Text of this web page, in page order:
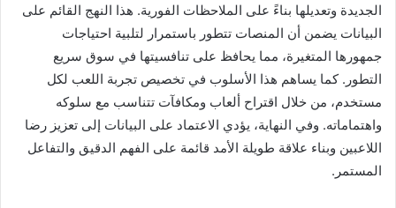
الجديدة وتعديلها بناءً على الملاحظات الفورية. هذا النهج القائم على
البيانات يضمن أن المنصات تتطور باستمرار لتلبية احتياجات
جمهورها المتغيرة، مما يحافظ على تنافسيتها في سوق سريع
التطور. كما يساهم هذا الأسلوب في تخصيص تجربة اللعب لكل
مستخدم، من خلال اقتراح ألعاب ومكافآت تتناسب مع سلوكه
واهتماماته. وفي النهاية، يؤدي الاعتماد على البيانات إلى تعزيز رضا
اللاعبين وبناء علاقة طويلة الأمد قائمة على الفهم الدقيق والتفاعل
المستمر.